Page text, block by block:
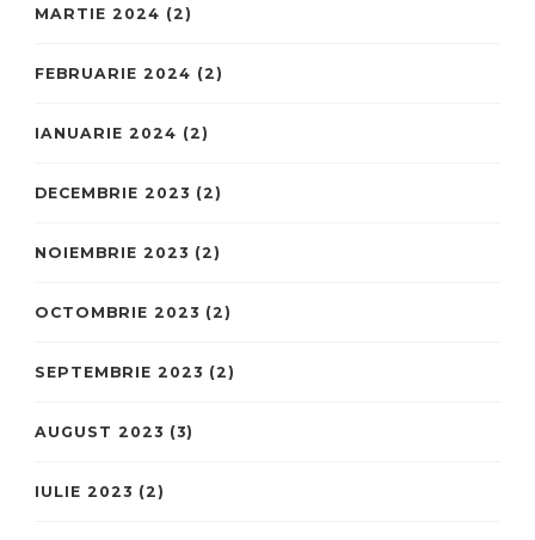
MARTIE 2024 (2)
FEBRUARIE 2024 (2)
IANUARIE 2024 (2)
DECEMBRIE 2023 (2)
NOIEMBRIE 2023 (2)
OCTOMBRIE 2023 (2)
SEPTEMBRIE 2023 (2)
AUGUST 2023 (3)
IULIE 2023 (2)